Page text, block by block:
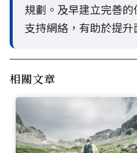
規劃。及早建立完善
支持網絡，有助於提
相關文章